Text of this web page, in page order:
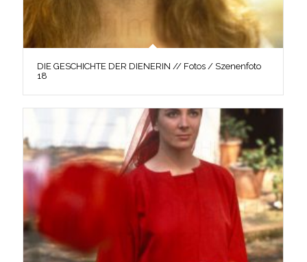
DIE GESCHICHTE DER DIENERIN // Fotos / Szenenfoto
18